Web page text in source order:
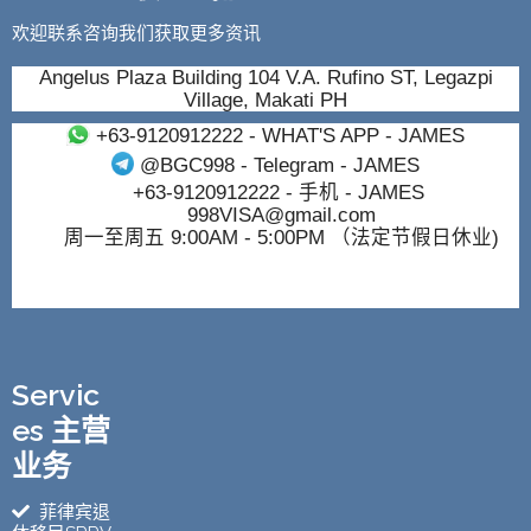
欢迎联系咨询我们获取更多资讯
Angelus Plaza Building 104 V.A. Rufino ST, Legazpi
Village, Makati PH
+63-9120912222- WHAT'S APP - JAMES
@BGC998 - Telegram - JAMES
+63-9120912222- 手机 - JAMES
998VISA@gmail.com
周一至周五 9:00AM - 5:00PM （法定节假日休业)
Servic
es 主营
业务
菲律宾退